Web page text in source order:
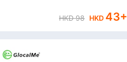
HKD98 HKD 43+